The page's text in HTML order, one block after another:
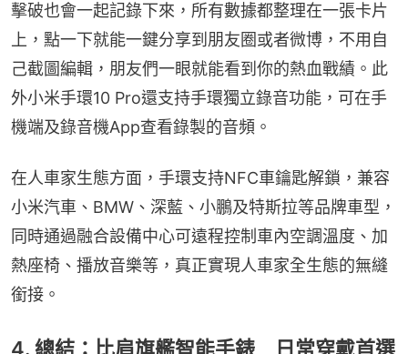
擊破也會一起記錄下來，所有數據都整理在一張卡片
上，點一下就能一鍵分享到朋友圈或者微博，不用自
己截圖編輯，朋友們一眼就能看到你的熱血戰績。此
外小米手環10 Pro還支持手環獨立錄音功能，可在手
機端及錄音機App查看錄製的音頻。
在人車家生態方面，手環支持NFC車鑰匙解鎖，兼容
小米汽車、BMW、深藍、小鵬及特斯拉等品牌車型，
同時通過融合設備中心可遠程控制車內空調溫度、加
熱座椅、播放音樂等，真正實現人車家全生態的無縫
銜接。
4. 總結：比肩旗艦智能手錶 日常穿戴首選